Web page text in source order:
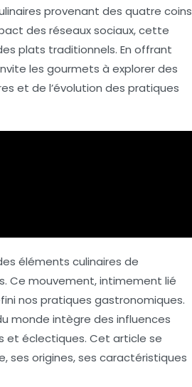
provenant des quatre coins
des réseaux sociaux, cette
plats traditionnels. En offrant
les gourmets à explorer des
et de l’évolution des pratiques
éléments culinaires de
Ce mouvement, intimement lié
nos pratiques gastronomiques.
monde intègre des influences
et éclectiques. Cet article se
ses origines, ses caractéristiques